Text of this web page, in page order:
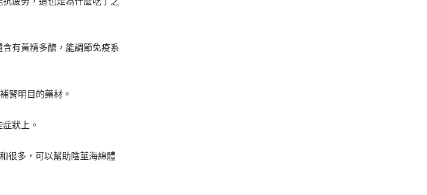
有黃精多醣，能調節免疫系
腎明目的藥材。
狀上。
很多，可以幫助陰莖海綿體